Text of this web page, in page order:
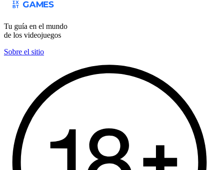
Tu guía en el mundo
de los videojuegos
Sobre el sitio